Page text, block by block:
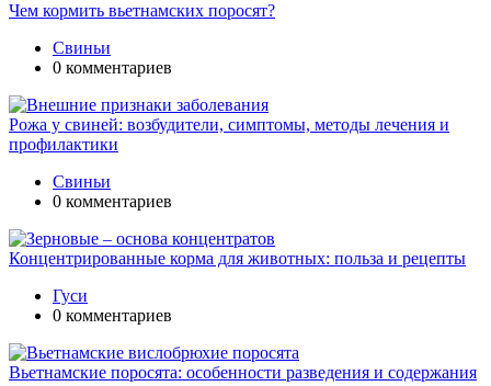
Чем кормить вьетнамских поросят?
Свиньи
0 комментариев
Рожа у свиней: возбудители, симптомы, методы лечения и
профилактики
Свиньи
0 комментариев
Концентрированные корма для животных: польза и рецепты
Гуси
0 комментариев
Вьетнамские поросята: особенности разведения и содержания